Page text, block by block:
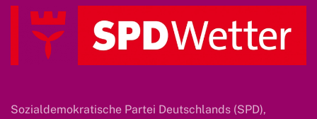
Sozialdemokratische Partei Deutschlands (SPD),